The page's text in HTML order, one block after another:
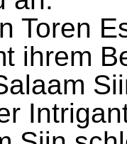
Toren
ihrem